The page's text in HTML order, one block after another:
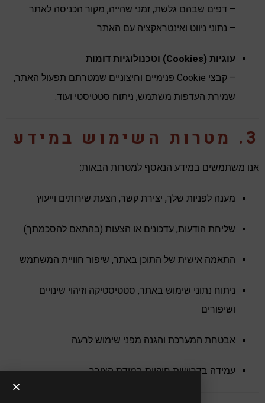
– דפים שבהם גלשת, זמני שהייה, מקור הכניסה לאתר
– נתוני ניווט ואינטראקציה עם האתר
עוגיות (Cookies) וטכנולוגיות דומות
– קבצי Cookie פנימיים וחיצוניים שמטרתם תפעול האתר,
שמירת העדפות משתמש, ניתוח סטטיסטי ועוד.
3. מטרות השימוש במידע
אנו משתמשים במידע הנאסף למטרות הבאות:
מענה לפניות שלך, יצירת קשר, הצעת שירותים וייעוץ
שליחת הודעות, עדכונים או הצעות (בהתאם להסכמתך)
התאמה אישית של התוכן באתר, שיפור חוויית המשתמש
ניתוח נתוני שימוש באתר, סטטיסטיקה וזיהוי שינויים
ושיפורים
אבטחת המערכת והגנה מפני שימוש לרעה
עמידה בדרישות חוקיות במידת הצורך